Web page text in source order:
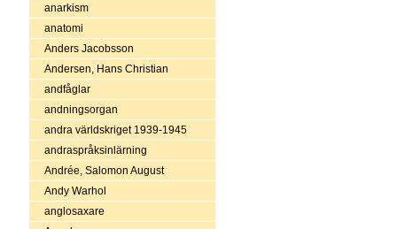
anarkism
anatomi
Anders Jacobsson
Andersen, Hans Christian
andfåglar
andningsorgan
andra världskriget 1939-1945
andraspråksinlärning
Andrée, Salomon August
Andy Warhol
anglosaxare